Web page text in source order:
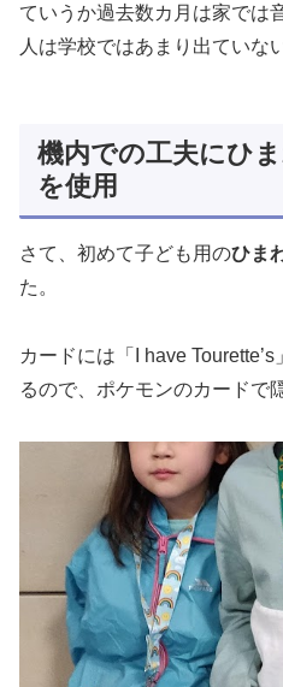
ていうか過去数カ月は家では
人は学校ではあまり出ていな
機内での工夫にひ
を使用
さて、初めて子ども用のひま
た。
カードには「I have
るので、ポケモンのカードで